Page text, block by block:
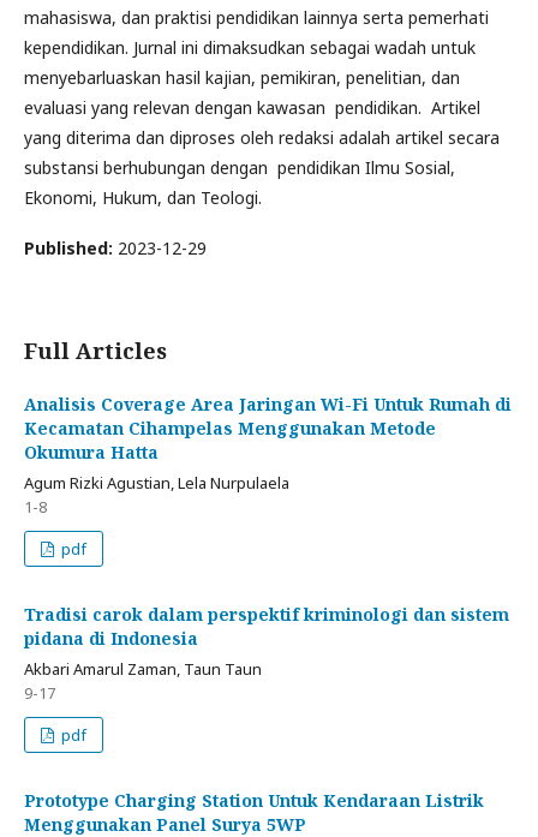
mahasiswa, dan praktisi pendidikan lainnya serta pemerhati
kependidikan. Jurnal ini dimaksudkan sebagai wadah untuk
menyebarluaskan hasil kajian, pemikiran, penelitian, dan
evaluasi yang relevan dengan kawasan pendidikan. Artikel
yang diterima dan diproses oleh redaksi adalah artikel secara
substansi berhubungan dengan pendidikan Ilmu Sosial,
Ekonomi, Hukum, dan Teologi.
Published: 2023-12-29
Full Articles
Analisis Coverage Area Jaringan Wi-Fi Untuk Rumah di
Kecamatan Cihampelas Menggunakan Metode
Okumura Hatta
Agum Rizki Agustian, Lela Nurpulaela
1-8
pdf
Tradisi carok dalam perspektif kriminologi dan sistem
pidana di Indonesia
Akbari Amarul Zaman, Taun Taun
9-17
pdf
Prototype Charging Station Untuk Kendaraan Listrik
Menggunakan Panel Surya 5WP